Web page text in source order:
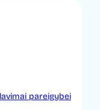
pareigybei